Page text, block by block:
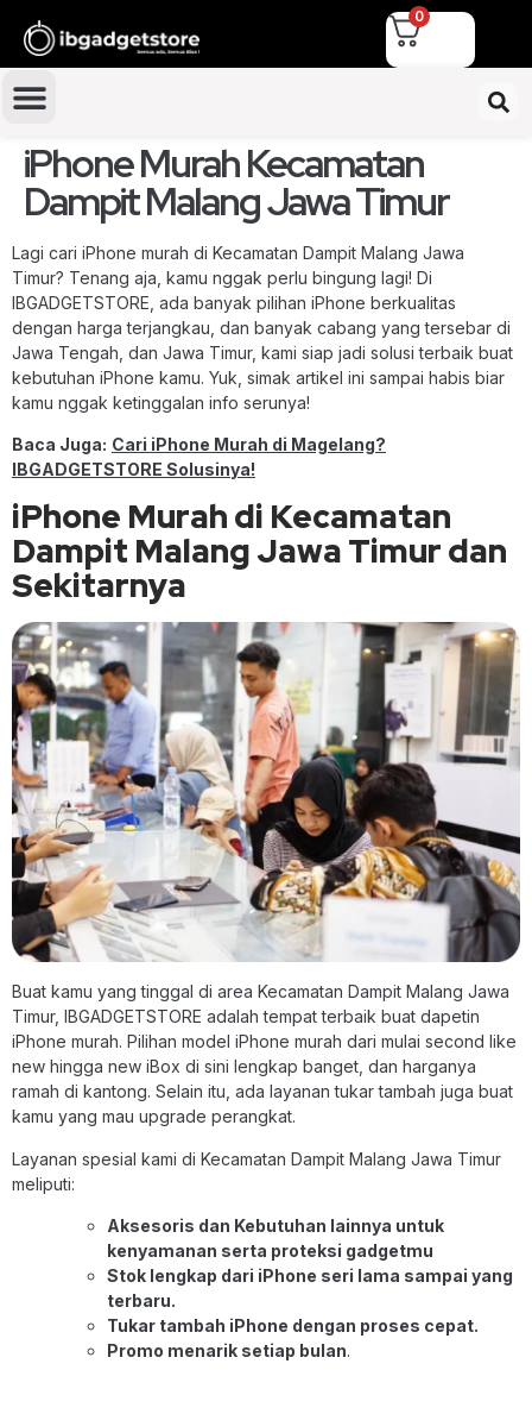
0
iPhone Murah Kecamatan
Dampit Malang Jawa Timur
Lagi cari iPhone murah di Kecamatan Dampit Malang Jawa
Timur? Tenang aja, kamu nggak perlu bingung lagi! Di
IBGADGETSTORE, ada banyak pilihan iPhone berkualitas
dengan harga terjangkau, dan banyak cabang yang tersebar di
Jawa Tengah, dan Jawa Timur, kami siap jadi solusi terbaik buat
kebutuhan iPhone kamu. Yuk, simak artikel ini sampai habis biar
kamu nggak ketinggalan info serunya!
Baca Juga: Cari iPhone Murah di Magelang?
IBGADGETSTORE Solusinya!
iPhone Murah di Kecamatan
Dampit Malang Jawa Timur dan
Sekitarnya
Buat kamu yang tinggal di area Kecamatan Dampit Malang Jawa
Timur, IBGADGETSTORE adalah tempat terbaik buat dapetin
iPhone murah. Pilihan model iPhone murah dari mulai second like
new hingga new iBox di sini lengkap banget, dan harganya
ramah di kantong. Selain itu, ada layanan tukar tambah juga buat
kamu yang mau upgrade perangkat.
Layanan spesial kami di Kecamatan Dampit Malang Jawa Timur
meliputi:
Aksesoris dan Kebutuhan lainnya untuk
kenyamanan serta proteksi gadgetmu
Stok lengkap dari iPhone seri lama sampai yang
terbaru.
Tukar tambah iPhone dengan proses cepat.
Promo menarik setiap bulan.